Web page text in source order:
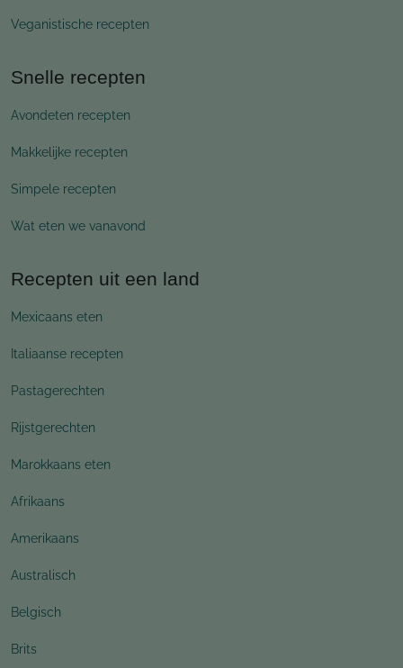
Veganistische recepten
Snelle recepten
Avondeten recepten
Makkelijke recepten
Simpele recepten
Wat eten we vanavond
Recepten uit een land
Mexicaans eten
Italiaanse recepten
Pastagerechten
Rijstgerechten
Marokkaans eten
Afrikaans
Amerikaans
Australisch
Belgisch
Brits